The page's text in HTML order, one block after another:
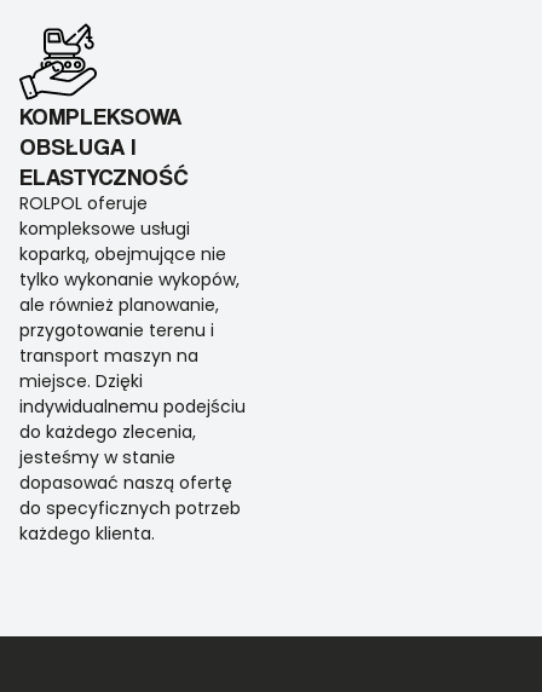
KOMPLEKSOWA
OBSŁUGA I
ELASTYCZNOŚĆ
ROLPOL oferuje
kompleksowe usługi
koparką, obejmujące nie
tylko wykonanie wykopów,
ale również planowanie,
przygotowanie terenu i
transport maszyn na
miejsce. Dzięki
indywidualnemu podejściu
do każdego zlecenia,
jesteśmy w stanie
dopasować naszą ofertę
do specyficznych potrzeb
każdego klienta.